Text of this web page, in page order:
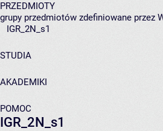
PRZEDMIOTY
grupy przedmiotów zdefiniowane przez
IGR_2N_s1
STUDIA
AKADEMIKI
POMOC
IGR_2N_s1